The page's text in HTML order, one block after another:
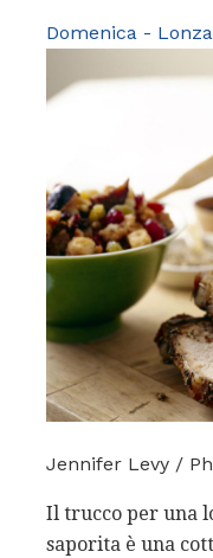
Domenica -
Jennifer Levy /
Il trucco per una
saporita è una